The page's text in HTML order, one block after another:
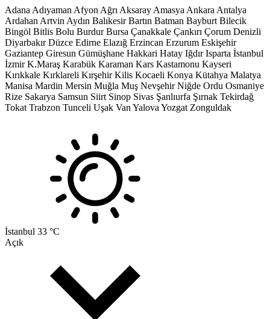
Adana Adıyaman Afyon Ağrı Aksaray Amasya Ankara Antalya
Ardahan Artvin Aydın Balıkesir Bartın Batman Bayburt Bilecik
Bingöl Bitlis Bolu Burdur Bursa Çanakkale Çankırı Çorum Denizli
Diyarbakır Düzce Edirne Elazığ Erzincan Erzurum Eskişehir
Gaziantep Giresun Gümüşhane Hakkari Hatay Iğdır Isparta İstanbul
İzmir K.Maraş Karabük Karaman Kars Kastamonu Kayseri
Kırıkkale Kırklareli Kırşehir Kilis Kocaeli Konya Kütahya Malatya
Manisa Mardin Mersin Muğla Muş Nevşehir Niğde Ordu Osmaniye
Rize Sakarya Samsun Siirt Sinop Sivas Şanlıurfa Şırnak Tekirdağ
Tokat Trabzon Tunceli Uşak Van Yalova Yozgat Zonguldak
İstanbul 33 °C
Açık